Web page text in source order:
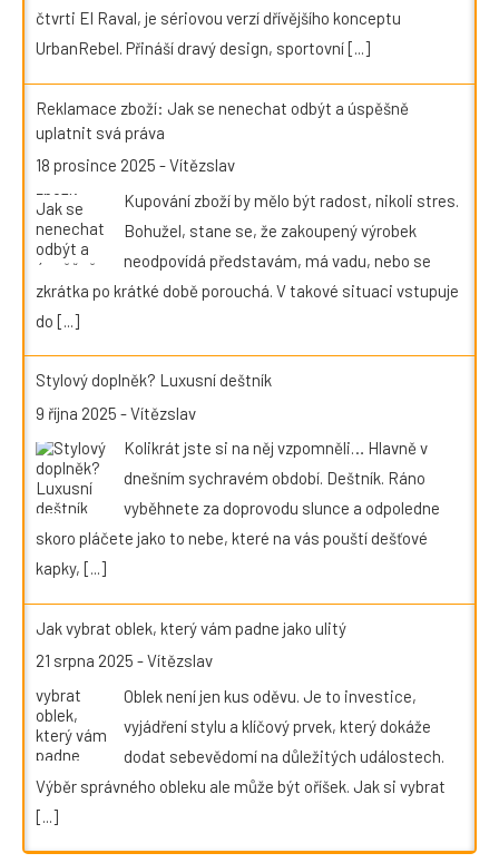
čtvrti El Raval, je sériovou verzí dřívějšího konceptu
UrbanRebel. Přináší dravý design, sportovní [...]
Reklamace zboží: Jak se nenechat odbýt a úspěšně
uplatnit svá práva
18 prosince 2025 -Vítězslav
Kupování zboží by mělo být radost, nikoli stres.
Bohužel, stane se, že zakoupený výrobek
neodpovídá představám, má vadu, nebo se
zkrátka po krátké době porouchá. V takové situaci vstupuje
do [...]
Stylový doplněk? Luxusní deštník
9 října 2025 -Vítězslav
Kolikrát jste si na něj vzpomněli… Hlavně v
dnešním sychravém období. Deštník. Ráno
vyběhnete za doprovodu slunce a odpoledne
skoro pláčete jako to nebe, které na vás pouští dešťové
kapky, [...]
Jak vybrat oblek, který vám padne jako ulitý
21 srpna 2025 -Vítězslav
Oblek není jen kus oděvu. Je to investice,
vyjádření stylu a klíčový prvek, který dokáže
dodat sebevědomí na důležitých událostech.
Výběr správného obleku ale může být oříšek. Jak si vybrat
[...]